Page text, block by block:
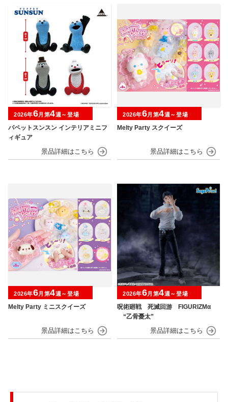
パペットスンスン インテリアミニフ
ィギュア
2026年6月第4週～登場
Melty Party スクイーズ
2026年6月第4週～登場
Melty Party ミニスクイーズ
2026年6月第4週～登場
呪術廻戦 死滅回游 FIGURIZMα
“乙骨憂太”
2026年6月第4週～登場